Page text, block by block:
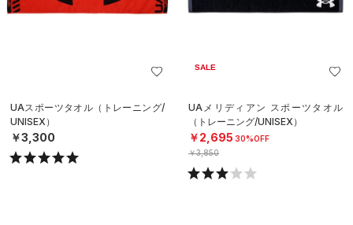
UAスポーツタオル（トレーニング/
UNISEX）
￥3,300
SALE
UAメリディアン スポーツタオル
（トレーニング/UNISEX）
￥2,695 30%OFF
￥3,850